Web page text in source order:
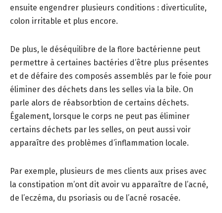
ensuite engendrer plusieurs conditions : diverticulite,
colon irritable et plus encore.
De plus, le déséquilibre de la flore bactérienne peut
permettre à certaines bactéries d’être plus présentes
et de défaire des composés assemblés par le foie pour
éliminer des déchets dans les selles via la bile. On
parle alors de réabsorbtion de certains déchets.
Également, lorsque le corps ne peut pas éliminer
certains déchets par les selles, on peut aussi voir
apparaître des problèmes d’inflammation locale.
Par exemple, plusieurs de mes clients aux prises avec
la constipation m’ont dit avoir vu apparaître de l’acné,
de l’eczéma, du psoriasis ou de l’acné rosacée.